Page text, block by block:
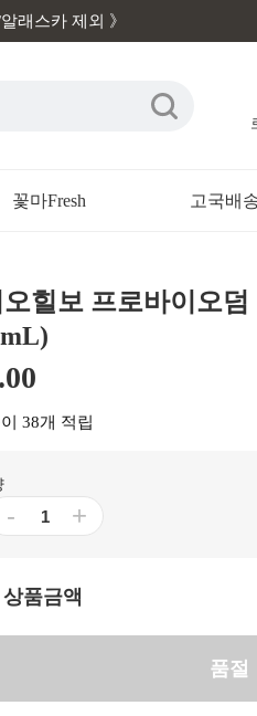
래스카 제외 》
꽃마Fresh 고국배
힐보 프로바이오덤
38개 적립
- +
품금액
품절